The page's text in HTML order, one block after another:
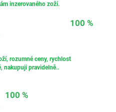
inzerovaného zoží.
100 %
rozumné ceny, rychlost
nakupuji pravidelně..
100 %